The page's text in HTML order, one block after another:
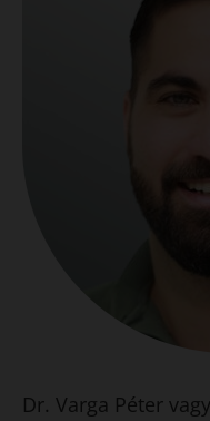
Dr. Varga Péter